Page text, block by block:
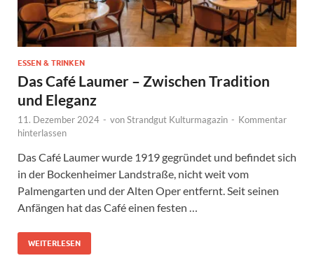
ESSEN & TRINKEN
Das Café Laumer – Zwischen Tradition
und Eleganz
11. Dezember 2024 - vonStrandgut Kulturmagazin - Kommentar
hinterlassen
Das Café Laumer wurde 1919 gegründet und befindet sich
in der Bockenheimer Landstraße, nicht weit vom
Palmengarten und der Alten Oper entfernt. Seit seinen
Anfängen hat das Café einen festen …
WEITERLESEN